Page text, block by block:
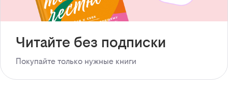
Читайте без подписки
Покупайте только нужные книги